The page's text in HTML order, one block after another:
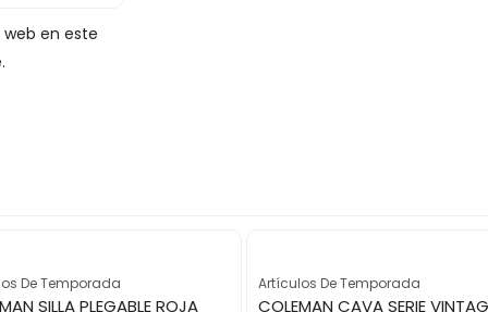
en este
De Temporada
SILLA PLEGABLE ROJA
Artículos De Temporada